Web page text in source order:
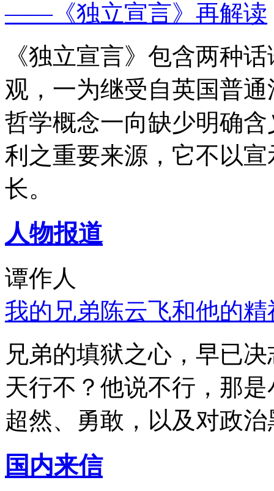
——《独立宣言》再解读
《独立宣言》包含两种
观，一为继受自英国普
哲学概念一向缺少明确
利之重要来源，它不以
长。
人物报道
谭作人
我的兄弟陈云飞和他的
兄弟的填狱之心，早已
天行不？他说不行，那
超然、勇敢，以及对政
国内来信